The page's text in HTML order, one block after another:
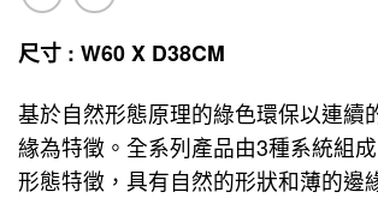
尺寸 : W60 X D38CM
基於自然形態原理的綠色環保以連續
緣為特徵。全系列產品由3種系統組
形態特徵，具有自然的形狀和薄的邊